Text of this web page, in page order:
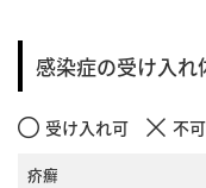
感染症の受け入れ
受け入れ可 不可
疥癬